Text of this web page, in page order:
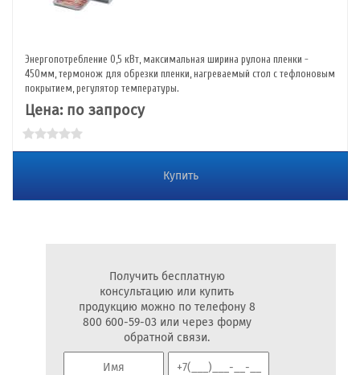
Энергопотребление 0,5 кВт, максимальная ширина рулона пленки -
450мм, термонож для обрезки пленки, нагреваемый стол с тефлоновым
покрытием, регулятор температуры.
Цена: по запросу
Купить
Получить бесплатную
консультацию или купить
продукцию можно по телефону 8
800 600-59-03 или через форму
обратной связи.